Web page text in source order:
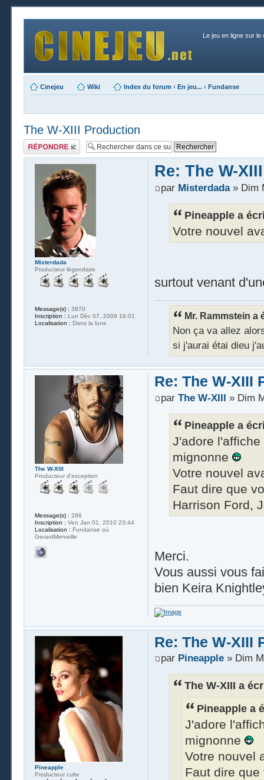
Le jeu en ligne sur le
Cinejeu Wiki Index du forum ‹ En jeu... ‹ Fundanse
The W-XIII Production
Publier une
réponse
Re: The W-
par Misterdada» Dim
Pineapple a
Votre nouvel
surtout venant
Mr. Rammstein a
Non ça va allez
si j'aurai étai dieu
Misterdada
Producteur légendaire
Message(s) : 3870
Inscription : Lun Déc 07, 2009 16:01
Localisation : Dans la lune
Re: The W-XIII
par The W-XIII » Dim
Pineapple a
J'adore
mignonne
Votre nouvel
Faut dire que
Harrison Ford,
Merci.
Vous aussi vous
bien Keira
The W-XIII
Producteur d'exception
Message(s) : 286
Inscription : Ven Jan 01, 2010 23:44
Localisation : Fundanse où
GerardMerveille
Re: The W-XIII
par Pineapple» Dim
The W-XIII a
Pineapple a
J'adore
mignonne
Votre nouvel
Faut dire
Pineapple
Producteur culte